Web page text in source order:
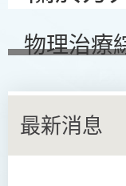
物理治療
最新消息